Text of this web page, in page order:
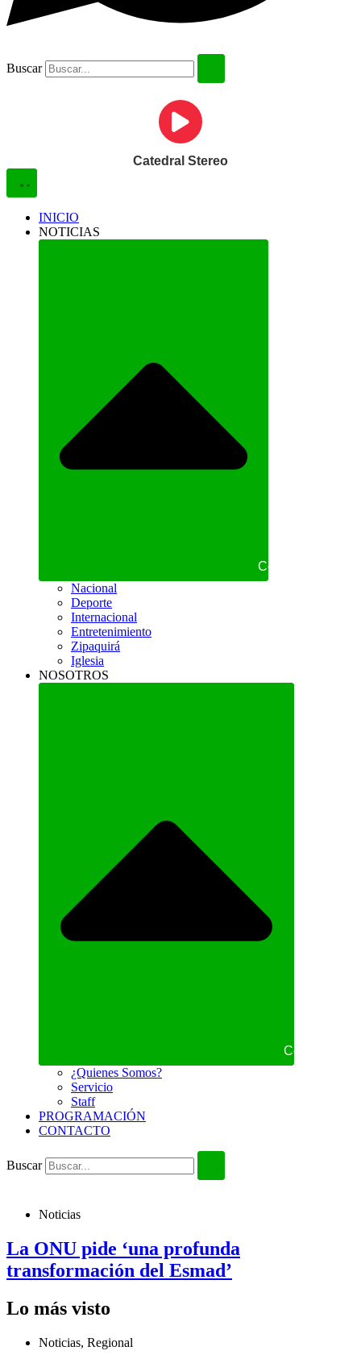
Buscar
Catedral Stereo
INICIO
NOTICIAS
Cerrar NOTICIAS
Nacional
Deporte
Internacional
Entretenimiento
Zipaquirá
Iglesia
NOSOTROS
Cerrar
¿Quienes Somos?
Servicio
Staff
PROGRAMACIÓN
CONTACTO
Buscar
Noticias
La ONU pide ‘una profunda
transformación del Esmad’
Lo más visto
Noticias, Regional